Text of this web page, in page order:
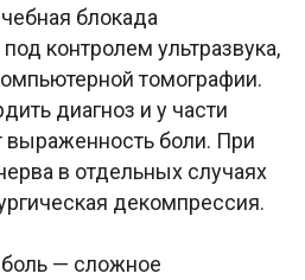
блокада
контролем ультразвука,
томографии.
диагноз и у части
выраженность боли. При
в отдельных случаях
декомпрессия.
боль — сложное